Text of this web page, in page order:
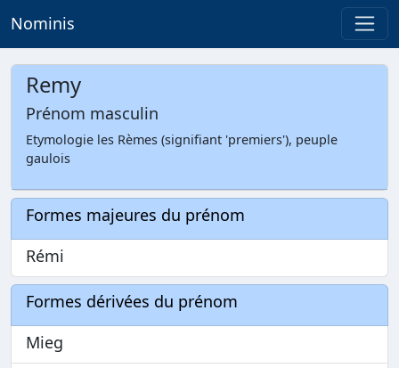
Nominis
Remy
Prénom masculin
Etymologie les Rèmes (signifiant 'premiers'), peuple
gaulois
Formes majeures du prénom
Rémi
Formes dérivées du prénom
Mieg